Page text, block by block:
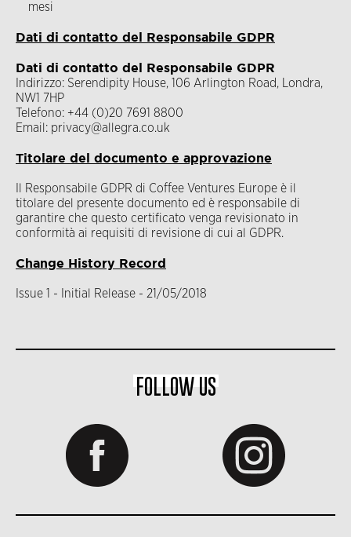
mesi
Dati di contatto del Responsabile GDPR
Dati di contatto del Responsabile GDPR
Indirizzo: Serendipity House, 106 Arlington Road, Londra,
NW1 7HP
Telefono: +44 (0)20 7691 8800
Email: privacy@allegra.co.uk
Titolare del documento e approvazione
Il Responsabile GDPR di Coffee Ventures Europe è il
titolare del presente documento ed è responsabile di
garantire che questo certificato venga revisionato in
conformità ai requisiti di revisione di cui al GDPR.
Change History Record
Issue 1 - Initial Release - 21/05/2018
FOLLOW US